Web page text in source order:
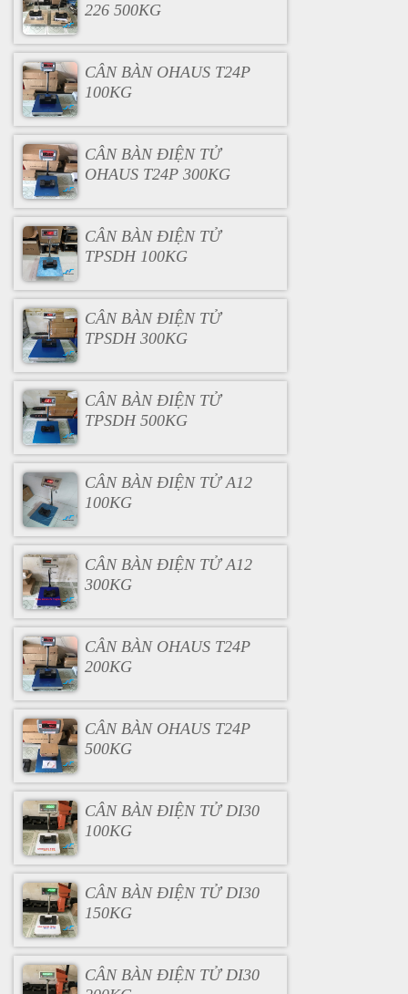
226 500KG
CÂN BÀN OHAUS T24P
100KG
CÂN BÀN ĐIỆN TỬ
OHAUS T24P 300KG
CÂN BÀN ĐIỆN TỬ
TPSDH 100KG
CÂN BÀN ĐIỆN TỬ
TPSDH 300KG
CÂN BÀN ĐIỆN TỬ
TPSDH 500KG
CÂN BÀN ĐIỆN TỬ A12
100KG
CÂN BÀN ĐIỆN TỬ A12
300KG
CÂN BÀN OHAUS T24P
200KG
CÂN BÀN OHAUS T24P
500KG
CÂN BÀN ĐIỆN TỬ DI30
100KG
CÂN BÀN ĐIỆN TỬ DI30
150KG
CÂN BÀN ĐIỆN TỬ DI30